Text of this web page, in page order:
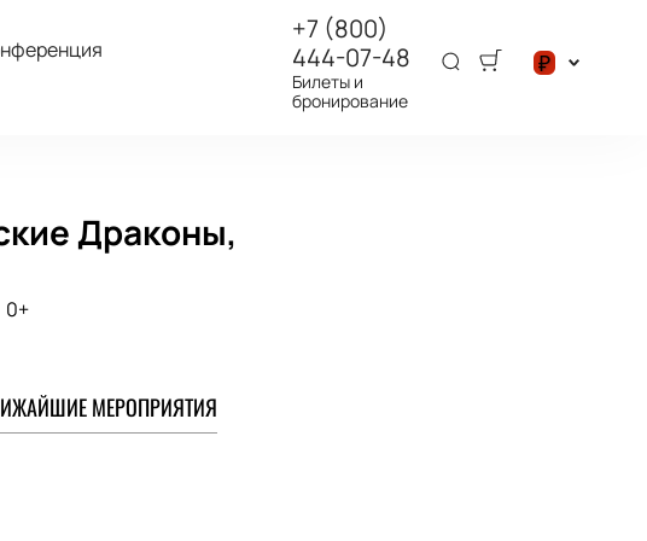
+7 (800)
444-07-48
Билеты и
бронирование
₽
Драконы,
0+
МЕРОПРИЯТИЯ